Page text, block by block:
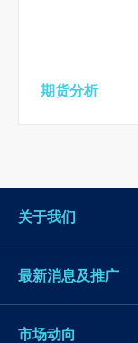
期货分析
关于我们
最新消息及推广
市场动向